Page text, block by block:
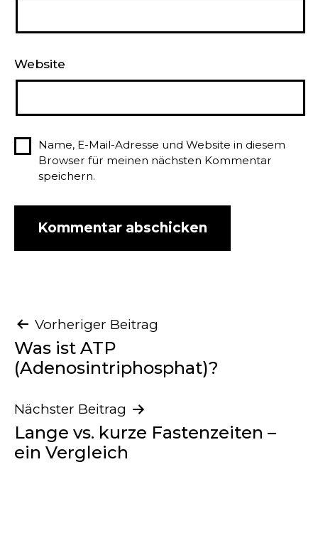
Website
Name, E-Mail-Adresse und Website in diesem
Browser für meinen nächsten Kommentar
speichern.
Beitragsnavigation
Vorheriger Beitrag
Was ist ATP
(Adenosintriphosphat)?
Nächster Beitrag
Lange vs. kurze Fastenzeiten –
ein Vergleich